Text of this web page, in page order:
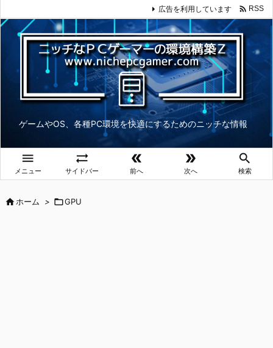
ゲームやOS、各種PC環境を快適にするためのニッチな情報

メニュー

サイドバー

前へ

次へ

検索
広告を利用しています  RSS
ホーム > GPU